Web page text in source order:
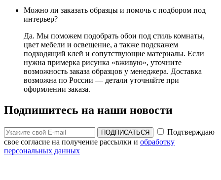
Можно ли заказать образцы и помочь с подбором под
интерьер?
Да. Мы поможем подобрать обои под стиль комнаты,
цвет мебели и освещение, а также подскажем
подходящий клей и сопутствующие материалы. Если
нужна примерка рисунка «вживую», уточните
возможность заказа образцов у менеджера. Доставка
возможна по России — детали уточняйте при
оформлении заказа.
Подпишитесь на наши новости
ПОДПИСАТЬСЯ
Подтверждаю
свое согласие на получение рассылки и обработку
персональных данных